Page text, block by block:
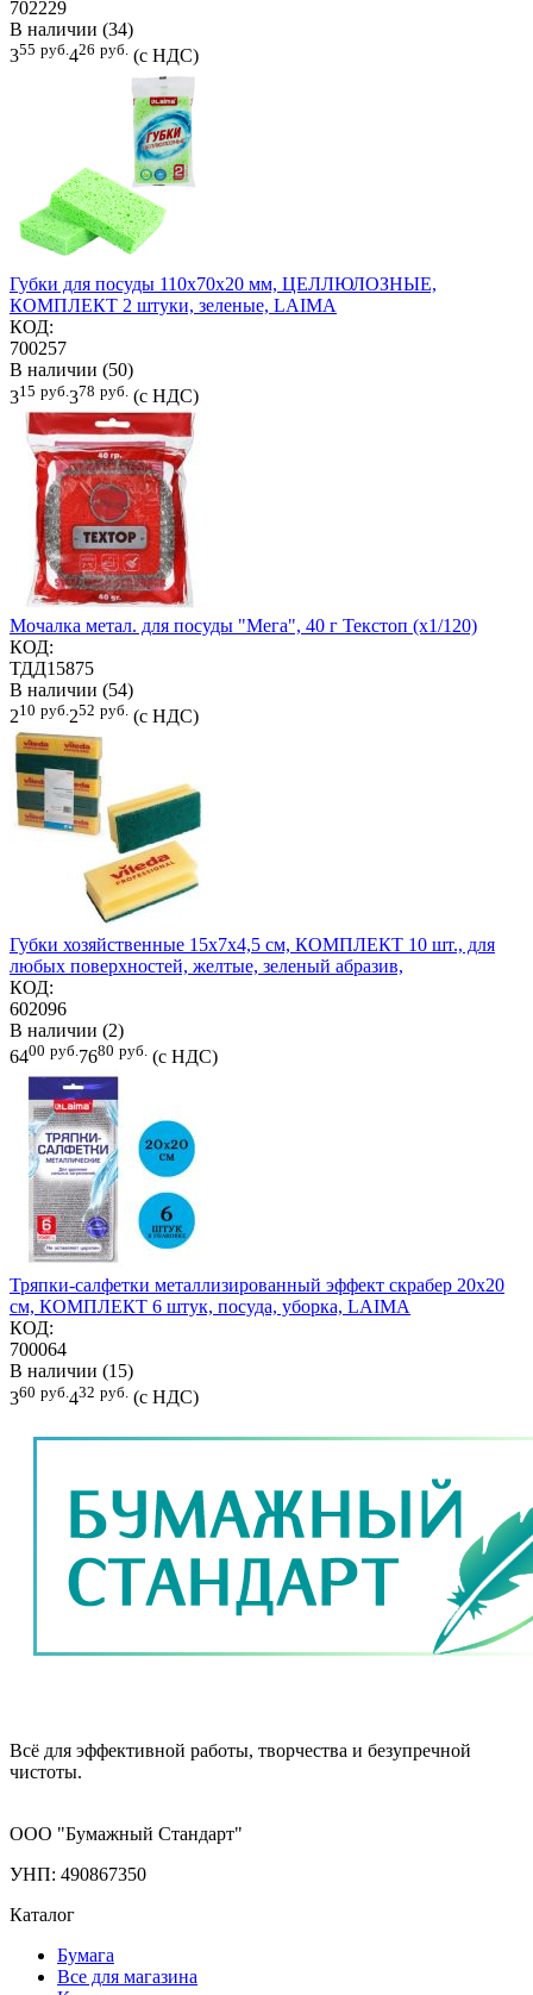
702229
В наличии (34)
355 руб.426 руб. (с НДС)
Губки для посуды 110х70х20 мм, ЦЕЛЛЮЛОЗНЫЕ,
КОМПЛЕКТ 2 штуки, зеленые, LAIMA
КОД:
700257
В наличии (50)
315 руб. 378 руб. (с НДС)
Мочалка метал. для посуды "Мега", 40 г Текстоп (х1/120)
КОД:
ТДД15875
В наличии (54)
210 руб. 252 руб. (с НДС)
Губки хозяйственные 15х7х4,5 см, КОМПЛЕКТ 10 шт., для
любых поверхностей, желтые, зеленый абразив,
КОД:
602096
В наличии (2)
6400 руб.7680 руб. (с НДС)
Тряпки-салфетки металлизированный эффект скрабер 20х20
см, КОМПЛЕКТ 6 штук, посуда, уборка, LAIMA
КОД:
700064
В наличии (15)
360 руб. 432 руб. (с НДС)
Всё для эффективной работы, творчества и безупречной
чистоты.
ООО "Бумажный Стандарт"
УНП: 490867350
Каталог
Бумага
Все для магазина